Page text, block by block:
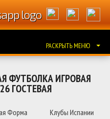
РАСКРЫТЬ МЕНЮ
ФУТБОЛКА ИГРОВАЯ
ГОСТЕВАЯ
Форма
Клубы Испании